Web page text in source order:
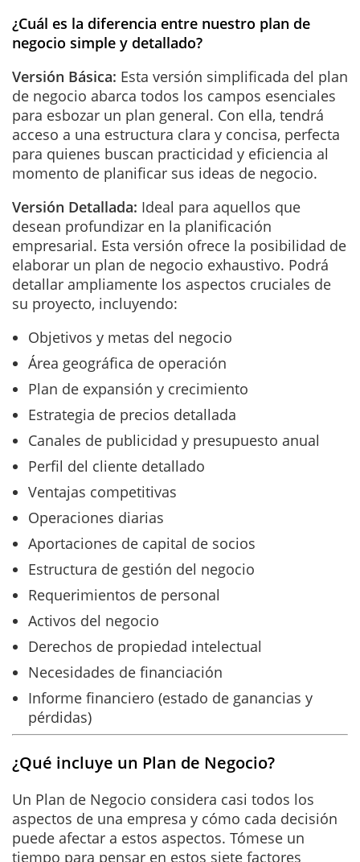
¿Cuál es la diferencia entre nuestro plan de
negocio simple y detallado?
Versión Básica: Esta versión simplificada del plan
de negocio abarca todos los campos esenciales
para esbozar un plan general. Con ella, tendrá
acceso a una estructura clara y concisa, perfecta
para quienes buscan practicidad y eficiencia al
momento de planificar sus ideas de negocio.
Versión Detallada: Ideal para aquellos que
desean profundizar en la planificación
empresarial. Esta versión ofrece la posibilidad de
elaborar un plan de negocio exhaustivo. Podrá
detallar ampliamente los aspectos cruciales de
su proyecto, incluyendo:
Objetivos y metas del negocio
Área geográfica de operación
Plan de expansión y crecimiento
Estrategia de precios detallada
Canales de publicidad y presupuesto anual
Perfil del cliente detallado
Ventajas competitivas
Operaciones diarias
Aportaciones de capital de socios
Estructura de gestión del negocio
Requerimientos de personal
Activos del negocio
Derechos de propiedad intelectual
Necesidades de financiación
Informe financiero (estado de ganancias y
pérdidas)
¿Qué incluye un Plan de Negocio?
Un Plan de Negocio considera casi todos los
aspectos de una empresa y cómo cada decisión
puede afectar a estos aspectos. Tómese un
tiempo para pensar en estos siete factores